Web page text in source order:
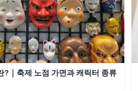
?｜축제 노점 가면과 캐릭터 종류